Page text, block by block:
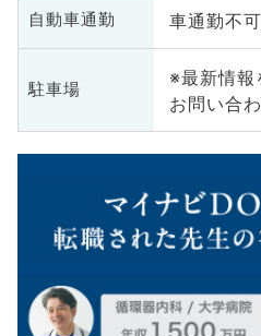
自動車通勤 車通勤不可
駐車場
※最新情報
お問い合